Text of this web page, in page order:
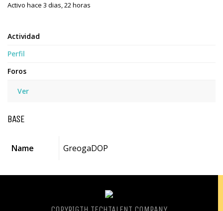
Activo hace 3 dias, 22 horas
Actividad
Perfil
Foros
Ver
BASE
Name GreogaDOP